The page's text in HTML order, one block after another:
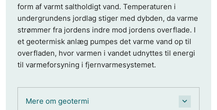
form af varmt saltholdigt vand. Temperaturen i
undergrundens jordlag stiger med dybden, da varme
strømmer fra jordens indre mod jordens overflade. I
et geotermisk anlæg pumpes det varme vand op til
overfladen, hvor varmen i vandet udnyttes til energi
til varmeforsyning i fjernvarmesystemet.
Mere om geotermi